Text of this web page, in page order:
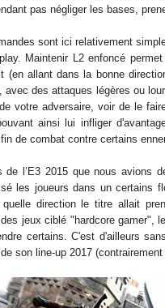
pas négliger les bases,
sont ici relativement
Maintenir L2 enfoncé
(en allant dans la bonne
avec des attaques légères ou
votre adversaire, voir de le
ainsi lui infliger
de combat contre certains
de l’E3 2015 que nous avions
les joueurs dans un certains
direction le titre allait
jeux ciblé "hardcore gamer",
certains. C'est d'ailleurs
de son line-up 2017 (contrairement